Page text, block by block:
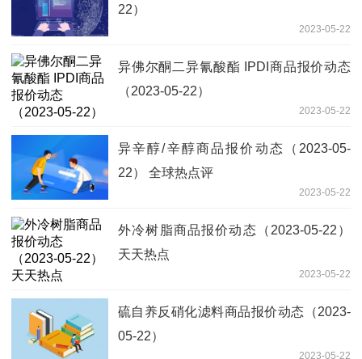
22）
2023-05-22
异佛尔酮二异氰酸酯 IPDI商品报价动态
（2023-05-22）
2023-05-22
异辛醇/辛醇商品报价动态（2023-05-
22） 全球热点评
2023-05-22
外冷树脂商品报价动态（2023-05-22）
天天热点
2023-05-22
硫自养反硝化滤料商品报价动态（2023-
05-22）
2023-05-22